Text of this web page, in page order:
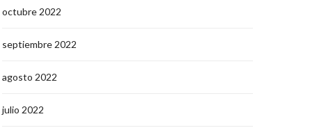
octubre 2022
septiembre 2022
agosto 2022
julio 2022